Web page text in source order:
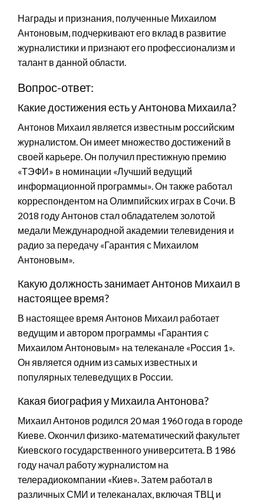
Награды и признания, полученные Михаилом
Антоновым, подчеркивают его вклад в развитие
журналистики и признают его профессионализм и
талант в данной области.
Вопрос-ответ:
Какие достижения есть у Антонова Михаила?
Антонов Михаил является известным российским
журналистом. Он имеет множество достижений в
своей карьере. Он получил престижную премию
«ТЭФИ» в номинации «Лучший ведущий
информационной программы». Он также работал
корреспондентом на Олимпийских играх в Сочи. В
2018 году Антонов стал обладателем золотой
медали Международной академии телевидения и
радио за передачу «Гарантия с Михаилом
Антоновым».
Какую должность занимает Антонов Михаил в
настоящее время?
В настоящее время Антонов Михаил работает
ведущим и автором программы «Гарантия с
Михаилом Антоновым» на телеканале «Россия 1».
Он является одним из самых известных и
популярных телеведущих в России.
Какая биография у Михаила Антонова?
Михаил Антонов родился 20 мая 1960 года в городе
Киеве. Окончил физико-математический факультет
Киевского государственного университета. В 1986
году начал работу журналистом на
телерадиокомпании «Киев». Затем работал в
различных СМИ и телеканалах, включая ТВЦ и